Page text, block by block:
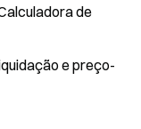
de
e preço-